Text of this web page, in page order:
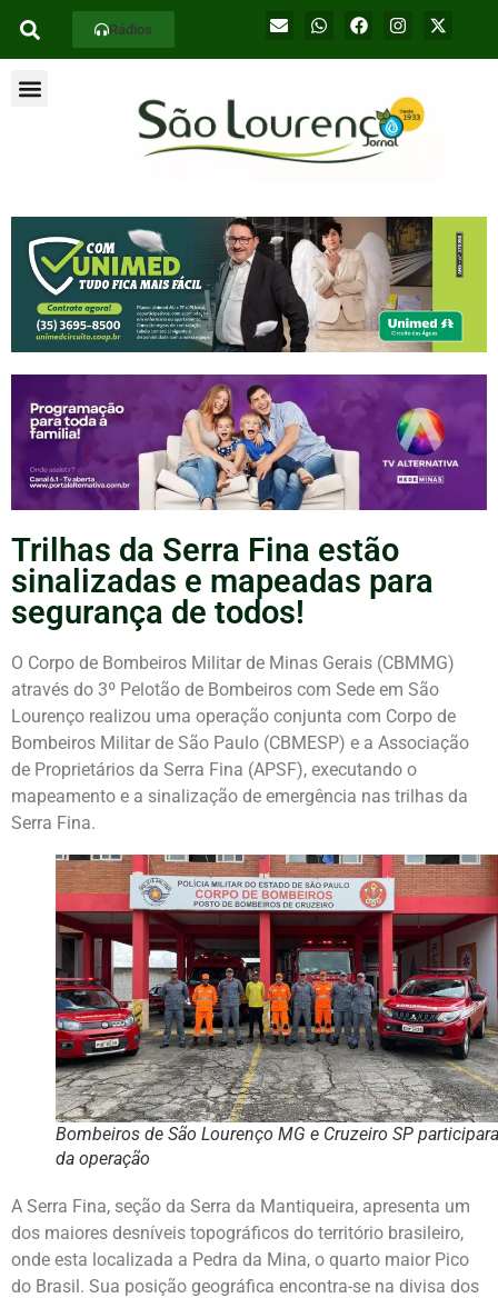
Rádios
Trilhas da Serra Fina estão
sinalizadas e mapeadas para
segurança de todos!
O Corpo de Bombeiros Militar de Minas Gerais (CBMMG)
através do 3º Pelotão de Bombeiros com Sede em São
Lourenço realizou uma operação conjunta com Corpo de
Bombeiros Militar de São Paulo (CBMESP) e a Associação
de Proprietários da Serra Fina (APSF), executando o
mapeamento e a sinalização de emergência nas trilhas da
Serra Fina.
Bombeiros de São Lourenço MG e Cruzeiro SP
da operação
A Serra Fina, seção da Serra da Mantiqueira, apresenta um
dos maiores desníveis topográficos do território brasileiro,
onde esta localizada a Pedra da Mina, o quarto maior Pico
do Brasil. Sua posição geográfica encontra-se na divisa dos